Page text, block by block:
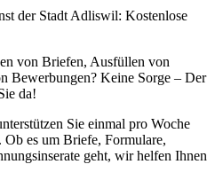
der Stadt Adliswil: Kostenlose
von Briefen, Ausfüllen von
Bewerbungen? Keine Sorge – Der
da!
Sie einmal pro Woche
Ob es um Briefe, Formulare,
geht, wir helfen Ihnen